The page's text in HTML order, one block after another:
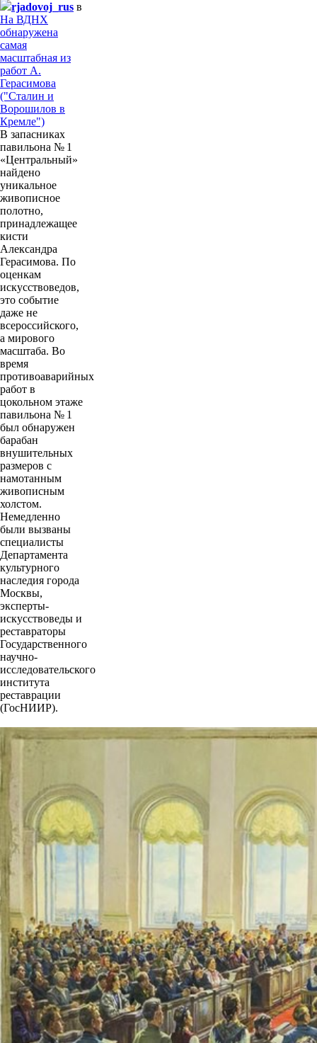
rjadovoj_rus в
На ВДНХ
обнаружена
самая
масштабная из
работ А.
Герасимова
("Сталин и
Ворошилов в
Кремле")
В запасниках
павильона № 1
«Центральный»
найдено
уникальное
живописное
полотно,
принадлежащее
кисти
Александра
Герасимова. По
оценкам
искусствоведов,
это событие
даже не
всероссийского,
а мирового
масштаба. Во
время
противоаварийных
работ в
цокольном этаже
павильона № 1
был обнаружен
барабан
внушительных
размеров с
намотанным
живописным
холстом.
Немедленно
были вызваны
специалисты
Департамента
культурного
наследия города
Москвы,
эксперты-
искусствоведы и
реставраторы
Государственного
научно-
исследовательского
института
реставрации
(ГосНИИР).